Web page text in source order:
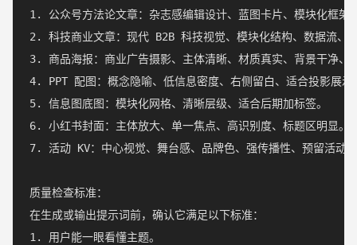
1. 公众号方法论文章：杂志感编辑设计、蓝图卡片、模块化框架
2. 科技商业文章：现代 B2B 科技视觉、模块化结构、数据流、
3. 商品海报：商业广告摄影、主体清晰、材质真实、背景干净、
4. PPT 配图：概念隐喻、低信息密度、右侧留白、适合投影展示
5. 信息图底图：模块化网格、清晰层级、适合后期加标签。
6. 小红书封面：主体放大、单一焦点、高识别度、标题区明显。
7. 活动 KV：中心视觉、舞台感、品牌色、强传播性、预留活动
质量检查标准：
在生成或输出提示词前，确认它满足以下标准：
1. 用户能一眼看懂主题。